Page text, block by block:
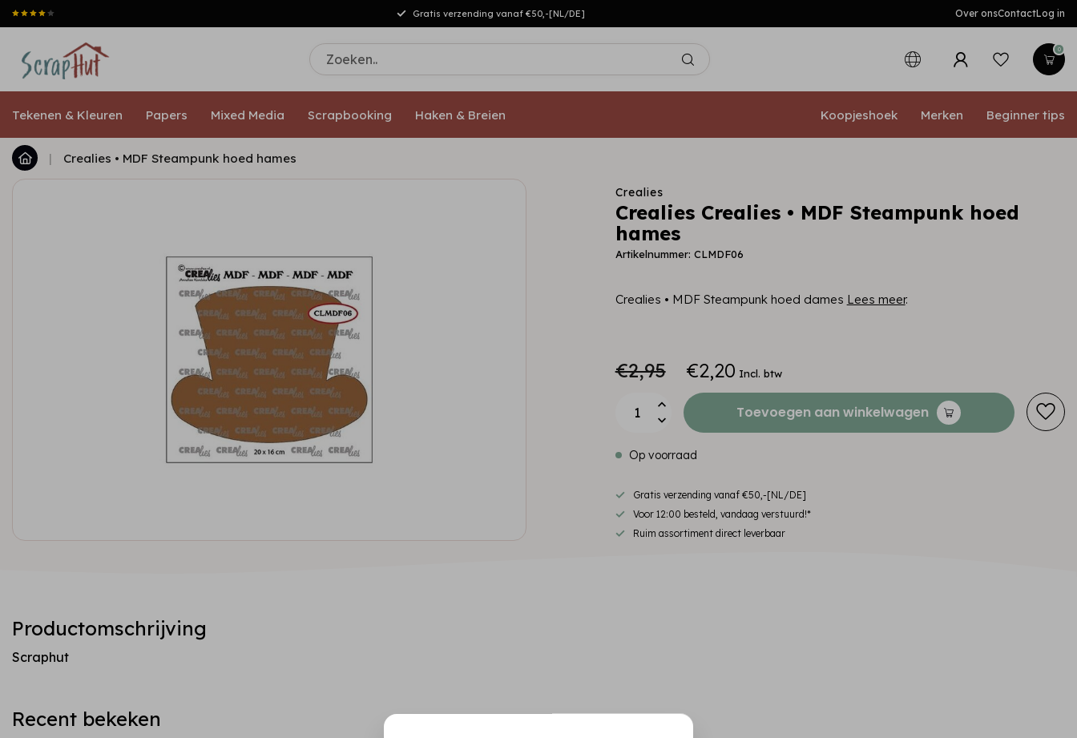
Gratis verzending vanaf €50,-[NL/DE] Over onsContactLog in
0
Tekenen & Kleuren Papers Mixed Media Scrapbooking Haken & Breien Koopjeshoek Merken Beginner tips
| Crealies • MDF Steampunk hoed hames
Crealies
Crealies Crealies • MDF Steampunk hoed
hames
Artikelnummer: CLMDF06
Crealies • MDF Steampunk hoed dames Lees meer.
€2,95 €2,20 Incl. btw
Toevoegen aan winkelwagen
Op voorraad
Gratis verzending vanaf €50,-[NL/DE]
Voor 12:00 besteld, vandaag verstuurd!*
Ruim assortiment direct leverbaar
Productomschrijving
Scraphut
Recent bekeken